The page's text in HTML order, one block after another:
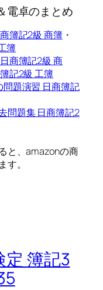
電卓のまとめ
簿記2級 商簿・
簿
商簿記2級 商
記2級 工簿
題演習 日商簿記
問題集 日商簿記2
と、amazonの商
。
定 簿記3